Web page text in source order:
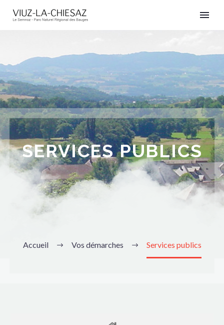
SERVICES PUBLICS
Accueil Vos démarches Services publics